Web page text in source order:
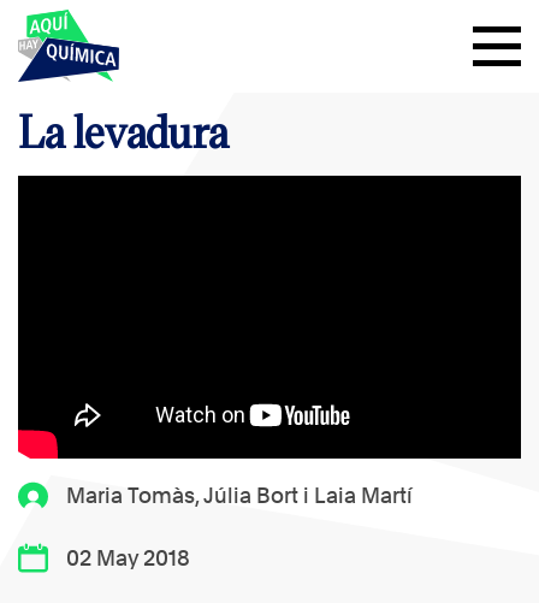
Maria Tomàs, Júlia Bort i Laia Martí
02 May 2018
La levadura